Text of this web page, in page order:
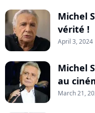
Michel
vérité !
April 3, 2024
Michel
au
March 21,